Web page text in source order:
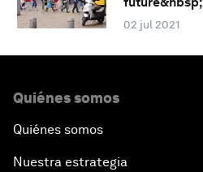
02 jul 2021
Quiénes somos
Quiénes somos
Nuestra estrategia